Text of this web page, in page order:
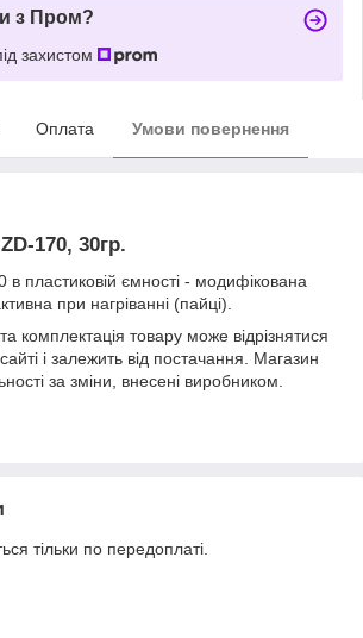
з Пром?
захистом
Оплата Умови повернення
170, 30гр.
пластиковій ємності - модифікована
при нагріванні (пайці).
комплектація товару може відрізнятися
і залежить від постачання. Магазин
за зміни, внесені виробником.
тільки по передоплаті.